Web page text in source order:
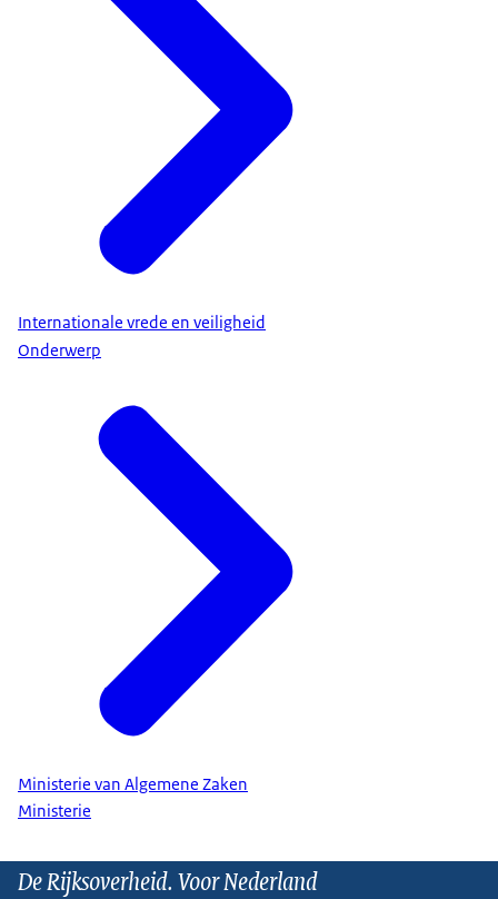
Internationale vrede en veiligheid
Onderwerp
Ministerie van Algemene Zaken
Ministerie
De Rijksoverheid. Voor Nederland